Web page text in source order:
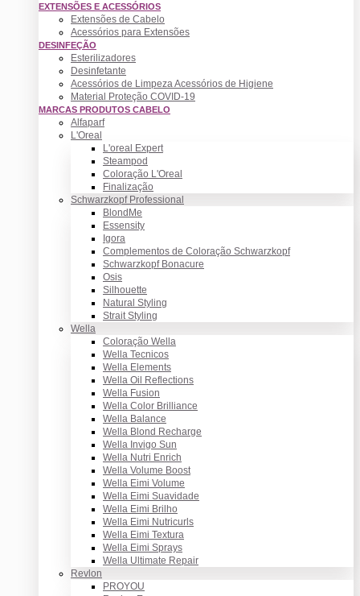
EXTENSÕES E ACESSÓRIOS
Extensões de Cabelo
Acessórios para Extensões
DESINFEÇÃO
Esterilizadores
Desinfetante
Acessórios de Limpeza Acessórios de Higiene
Material Proteção COVID-19
MARCAS PRODUTOS CABELO
Alfaparf
L'Oreal
L'oreal Expert
Steampod
Coloração L'Oreal
Finalização
Schwarzkopf Professional
BlondMe
Essensity
Igora
Complementos de Coloração Schwarzkopf
Schwarzkopf Bonacure
Osis
Silhouette
Natural Styling
Strait Styling
Wella
Coloração Wella
Wella Tecnicos
Wella Elements
Wella Oil Reflections
Wella Fusion
Wella Color Brilliance
Wella Balance
Wella Blond Recharge
Wella Invigo Sun
Wella Nutri Enrich
Wella Volume Boost
Wella Eimi Volume
Wella Eimi Suavidade
Wella Eimi Brilho
Wella Eimi Nutricurls
Wella Eimi Textura
Wella Eimi Sprays
Wella Ultimate Repair
Revlon
PROYOU